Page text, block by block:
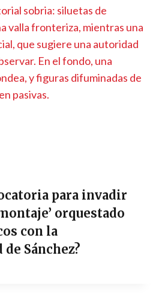
para invadir
orquestado
con la
Sánchez?